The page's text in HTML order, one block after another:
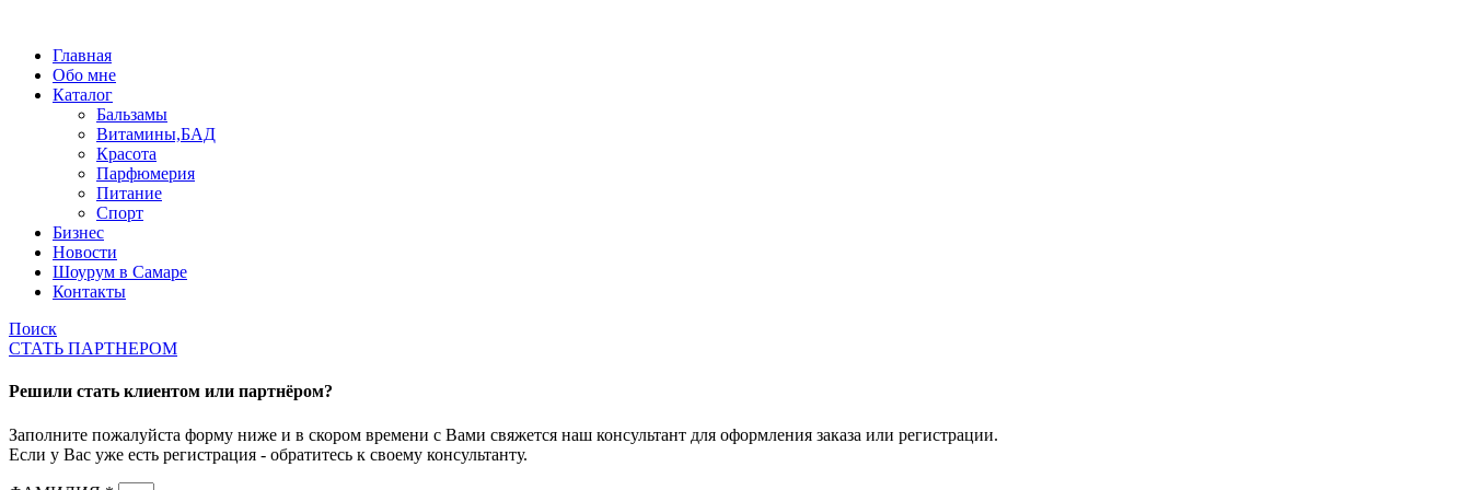
Главная
Обо мне
Каталог
Бальзамы
Витамины,БАД
Красота
Парфюмерия
Питание
Спорт
Бизнес
Новости
Шоурум в Самаре
Контакты
Поиск
СТАТЬ ПАРТНЕРОМ
Решили стать клиентом или партнёром?
Заполните пожалуйста форму ниже и в скором времени с Вами свяжется наш консультант для оформления заказа или регистрации.
Если у Вас уже есть регистрация - обратитесь к своему консультанту.